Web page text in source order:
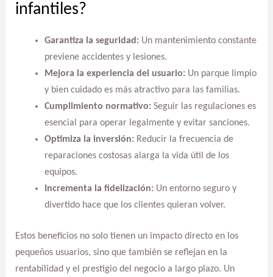
infantiles?
Garantiza la seguridad:Un mantenimiento constante
previene accidentes y lesiones.
Mejora la experiencia del usuario:Un parque limpio
y bien cuidado es más atractivo para las familias.
Cumplimiento normativo:Seguir las regulaciones es
esencial para operar legalmente y evitar sanciones.
Optimiza la inversión:Reducir la frecuencia de
reparaciones costosas alarga la vida útil de los
equipos.
Incrementa la fidelización:Un entorno seguro y
divertido hace que los clientes quieran volver.
Estos beneficios no solo tienen un impacto directo en los
pequeños usuarios, sino que también se reflejan en la
rentabilidad y el prestigio del negocio a largo plazo. Un